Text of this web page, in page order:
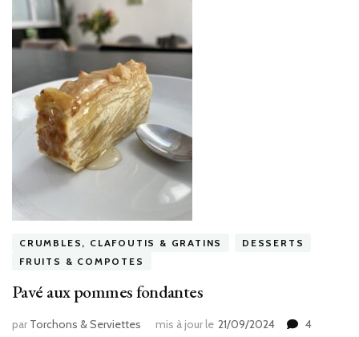
CRUMBLES, CLAFOUTIS & GRATINS
DESSERTS
FRUITS & COMPOTES
Pavé aux pommes fondantes
par Torchons & Serviettes mis à jour le 21/09/2024
4